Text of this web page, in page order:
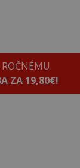
ZA 19,80€!